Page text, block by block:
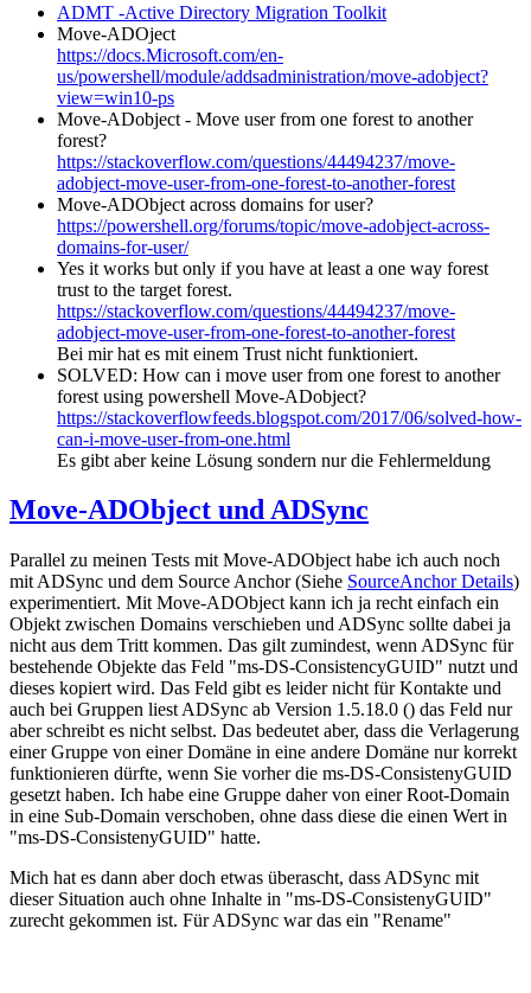
ADMT -Active Directory Migration Toolkit
Move-ADOject
https://docs.Microsoft.com/en-
us/powershell/module/addsadministration/move-adobject?
view=win10-ps
Move-ADobject - Move user from one forest to another
forest?
https://stackoverflow.com/questions/44494237/move-
adobject-move-user-from-one-forest-to-another-forest
Move-ADObject across domains for user?
https://powershell.org/forums/topic/move-adobject-across-
domains-for-user/
Yes it works but only if you have at least a one way forest
trust to the target forest.
https://stackoverflow.com/questions/44494237/move-
adobject-move-user-from-one-forest-to-another-forest
Bei mir hat es mit einem Trust nicht funktioniert.
SOLVED: How can i move user from one forest to another
forest using powershell Move-ADobject?
https://stackoverflowfeeds.blogspot.com/2017/06/solved-how-
can-i-move-user-from-one.html
Es gibt aber keine Lösung sondern nur die Fehlermeldung
Move-ADObject und ADSync
Parallel zu meinen Tests mit Move-ADObject habe ich auch noch
mit ADSync und dem Source Anchor (Siehe SourceAnchor Details)
experimentiert. Mit Move-ADObject kann ich ja recht einfach ein
Objekt zwischen Domains verschieben und ADSync sollte dabei ja
nicht aus dem Tritt kommen. Das gilt zumindest, wenn ADSync für
bestehende Objekte das Feld "ms-DS-ConsistencyGUID" nutzt und
dieses kopiert wird. Das Feld gibt es leider nicht für Kontakte und
auch bei Gruppen liest ADSync ab Version 1.5.18.0 () das Feld nur
aber schreibt es nicht selbst. Das bedeutet aber, dass die Verlagerung
einer Gruppe von einer Domäne in eine andere Domäne nur korrekt
funktionieren dürfte, wenn Sie vorher die ms-DS-ConsistenyGUID
gesetzt haben. Ich habe eine Gruppe daher von einer Root-Domain
in eine Sub-Domain verschoben, ohne dass diese die einen Wert in
"ms-DS-ConsistenyGUID" hatte.
Mich hat es dann aber doch etwas überascht, dass ADSync mit
dieser Situation auch ohne Inhalte in "ms-DS-ConsistenyGUID"
zurecht gekommen ist. Für ADSync war das ein "Rename"